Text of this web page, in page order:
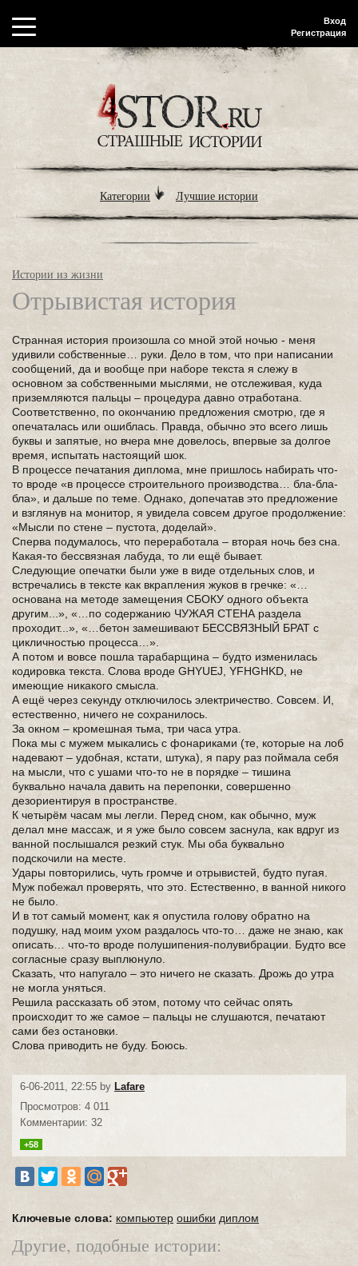
Вход
Регистрация
Категории Лучшие истории
Истории из жизни
Отрывистая история
Странная история произошла со мной этой ночью - меня
удивили собственные… руки. Дело в том, что при написании
сообщений, да и вообще при наборе текста я слежу в
основном за собственными мыслями, не отслеживая, куда
приземляются пальцы – процедура давно отработана.
Соответственно, по окончанию предложения смотрю, где я
опечаталась или ошиблась. Правда, обычно это всего лишь
буквы и запятые, но вчера мне довелось, впервые за долгое
время, испытать настоящий шок.
В процессе печатания диплома, мне пришлось набирать что-
то вроде «в процессе строительного производства… бла-бла-
бла», и дальше по теме. Однако, допечатав это предложение
и взглянув на монитор, я увидела совсем другое продолжение:
«Мысли по стене – пустота, доделай».
Сперва подумалось, что переработала – вторая ночь без сна.
Какая-то бессвязная лабуда, то ли ещё бывает.
Следующие опечатки были уже в виде отдельных слов, и
встречались в тексте как вкрапления жуков в гречке: «…
основана на методе замещения СБОКУ одного объекта
другим...», «…по содержанию ЧУЖАЯ СТЕНА раздела
проходит...», «…бетон замешивают БЕССВЯЗНЫЙ БРАТ c
цикличностью процесса…».
А потом и вовсе пошла тарабарщина – будто изменилась
кодировка текста. Слова вроде GHYUEJ, YFHGHKD, не
имеющие никакого смысла.
А ещё через секунду отключилось электричество. Совсем. И,
естественно, ничего не сохранилось.
За окном – кромешная тьма, три часа утра.
Пока мы с мужем мыкались с фонариками (те, которые на лоб
надевают – удобная, кстати, штука), я пару раз поймала себя
на мысли, что с ушами что-то не в порядке – тишина
буквально начала давить на перепонки, совершенно
дезориентируя в пространстве.
К четырём часам мы легли. Перед сном, как обычно, муж
делал мне массаж, и я уже было совсем заснула, как вдруг из
ванной послышался резкий стук. Мы оба буквально
подскочили на месте.
Удары повторились, чуть громче и отрывистей, будто пугая.
Муж побежал проверять, что это. Естественно, в ванной никого
не было.
И в тот самый момент, как я опустила голову обратно на
подушку, над моим ухом раздалось что-то… даже не знаю, как
описать… что-то вроде полушипения-полувибрации. Будто все
согласные сразу выплюнуло.
Сказать, что напугало – это ничего не сказать. Дрожь до утра
не могла уняться.
Решила рассказать об этом, потому что сейчас опять
происходит то же самое – пальцы не слушаются, печатают
сами без остановки.
Слова приводить не буду. Боюсь.
6-06-2011, 22:55 by Lafare
Просмотров: 4 011
Комментарии: 32
+58
Ключевые слова: компьютер ошибки диплом
Другие, подобные истории: